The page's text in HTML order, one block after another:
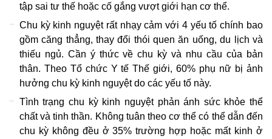
tập sai tư thế hoặc cố gắng vượt giới hạn cơ thể.
Chu kỳ kinh nguyệt rất nhạy cảm với 4 yếu tố chính bao
gồm căng thẳng, thay đổi thói quen ăn uống, du lịch và
thiếu ngủ. Cần ý thức về chu kỳ và nhu cầu của bản
thân. Theo Tổ chức Y tế Thế giới, 60% phụ nữ bị ảnh
hưởng chu kỳ kinh nguyệt do các yếu tố này.
Tình trạng chu kỳ kinh nguyệt phản ánh sức khỏe thể
chất và tinh thần. Không tuân theo cơ thể có thể dẫn đến
chu kỳ không đều ở 35% trường hợp hoặc mất kinh ở